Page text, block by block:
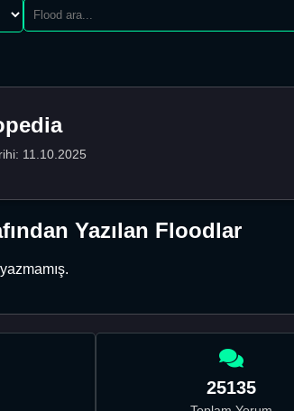
11.10.2025
Yazılan Floodlar
25135